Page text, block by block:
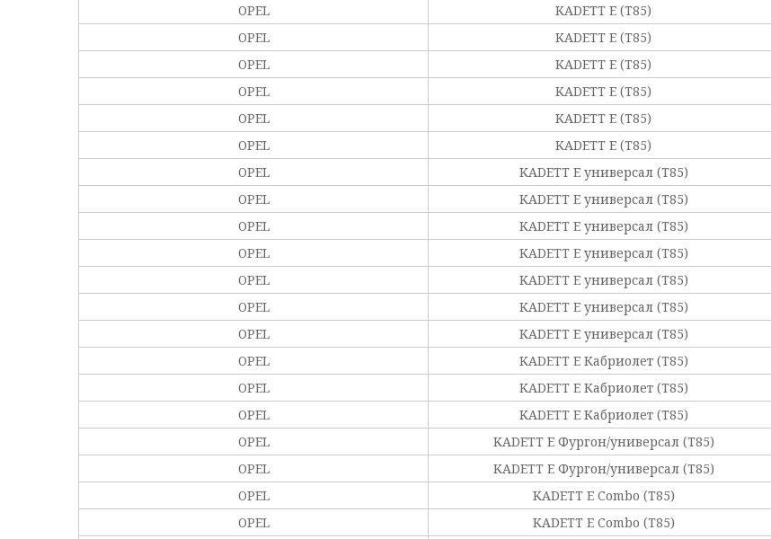
OPEL
KADETT E (T85)
OPEL
KADETT E (T85)
OPEL
KADETT E (T85)
OPEL
KADETT E (T85)
OPEL
KADETT E (T85)
OPEL
KADETT E (T85)
OPEL
KADETT E универсал (T85)
OPEL
KADETT E универсал (T85)
OPEL
KADETT E универсал (T85)
OPEL
KADETT E универсал (T85)
OPEL
KADETT E универсал (T85)
OPEL
KADETT E универсал (T85)
OPEL
KADETT E универсал (T85)
OPEL
KADETT E Кабриолет (T85)
OPEL
KADETT E Кабриолет (T85)
OPEL
KADETT E Кабриолет (T85)
OPEL
KADETT E Фургон/универсал (T85)
OPEL
KADETT E Фургон/универсал (T85)
OPEL
KADETT E Combo (T85)
OPEL
KADETT E Combo (T85)